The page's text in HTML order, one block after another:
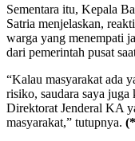
Sementara itu, Kepala
Satria menjelaskan,
warga yang menempati
dari pemerintah pusat
“Kalau masyarakat ada
risiko, saudara saya
Direktorat Jenderal KA
masyarakat,” tutupnya.